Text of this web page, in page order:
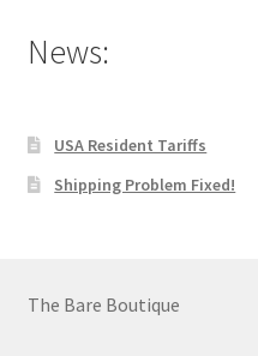
News:
USA Resident Tariffs
Shipping Problem Fixed!
The Bare Boutique